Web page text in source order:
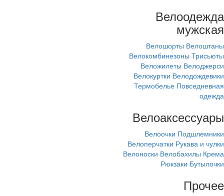
Велоодежда
мужская
Велошорты Велоштаны
Велокомбинезоны Трисьюты
Веложилеты Велоджерси
Велокуртки Велодождевики
Термобелье Повседневная
одежда
Велоаксессуары
Велоочки Подшлемники
Велоперчатки Рукава и чулки
Велоноски Велобахилы Крема
Рюкзаки Бутылочки
Прочее